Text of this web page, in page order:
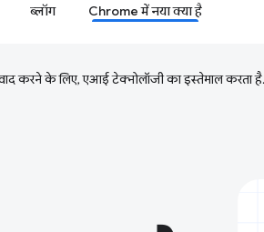
ब्लॉग Chrome में नया क्या है
करने के लिए, एआई टेक्नोलॉजी का इस्तेमाल करता